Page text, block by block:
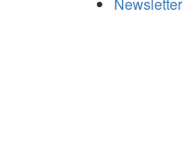
Newsletter